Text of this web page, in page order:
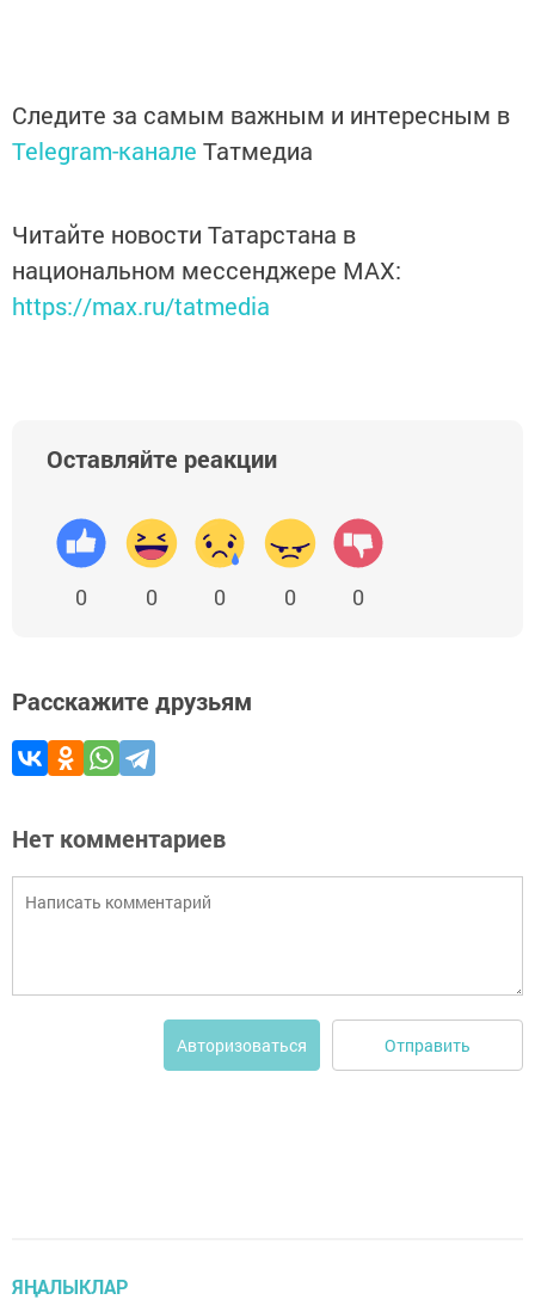
Следите за самым важным и интересным в
Telegram-канале Татмедиа
Читайте новости Татарстана в
национальном мессенджере MАХ:
https://max.ru/tatmedia
Оставляйте реакции
0 0 0 0 0
Расскажите друзьям
Нет комментариев
Авторизоваться Отправить
ЯҢАЛЫКЛАР